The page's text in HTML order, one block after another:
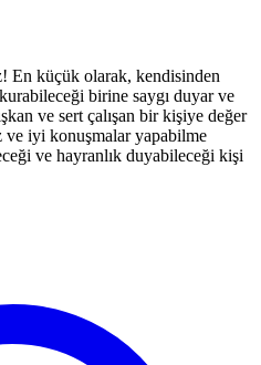
En küçük olarak, kendisinden
birine saygı duyar ve
ve sert çalışan bir kişiye değer
iyi konuşmalar yapabilme
ve hayranlık duyabileceği kişi